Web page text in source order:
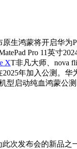
生鸿蒙将开启华为
Pro 11英寸
XT非凡大师、nova
年加入公测。华
型启动纯血鸿蒙公
此次发布会的新品之